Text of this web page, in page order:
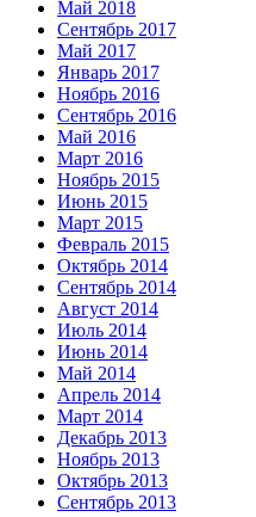
Май 2018
Сентябрь 2017
Май 2017
Январь 2017
Ноябрь 2016
Сентябрь 2016
Май 2016
Март 2016
Ноябрь 2015
Июнь 2015
Март 2015
Февраль 2015
Октябрь 2014
Сентябрь 2014
Август 2014
Июль 2014
Июнь 2014
Май 2014
Апрель 2014
Март 2014
Декабрь 2013
Ноябрь 2013
Октябрь 2013
Сентябрь 2013